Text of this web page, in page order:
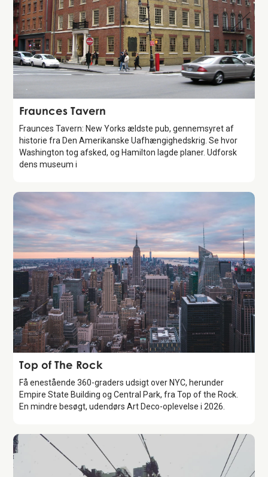
Attraction
Fraunces Tavern
Fraunces Tavern: New Yorks ældste pub, gennemsyret af
historie fra Den Amerikanske Uafhængighedskrig. Se hvor
Washington tog afsked, og Hamilton lagde planer. Udforsk
dens museum i
Attraction
Top of The Rock
Få enestående 360-graders udsigt over NYC, herunder
Empire State Building og Central Park, fra Top of the Rock.
En mindre besøgt, udendørs Art Deco-oplevelse i 2026.